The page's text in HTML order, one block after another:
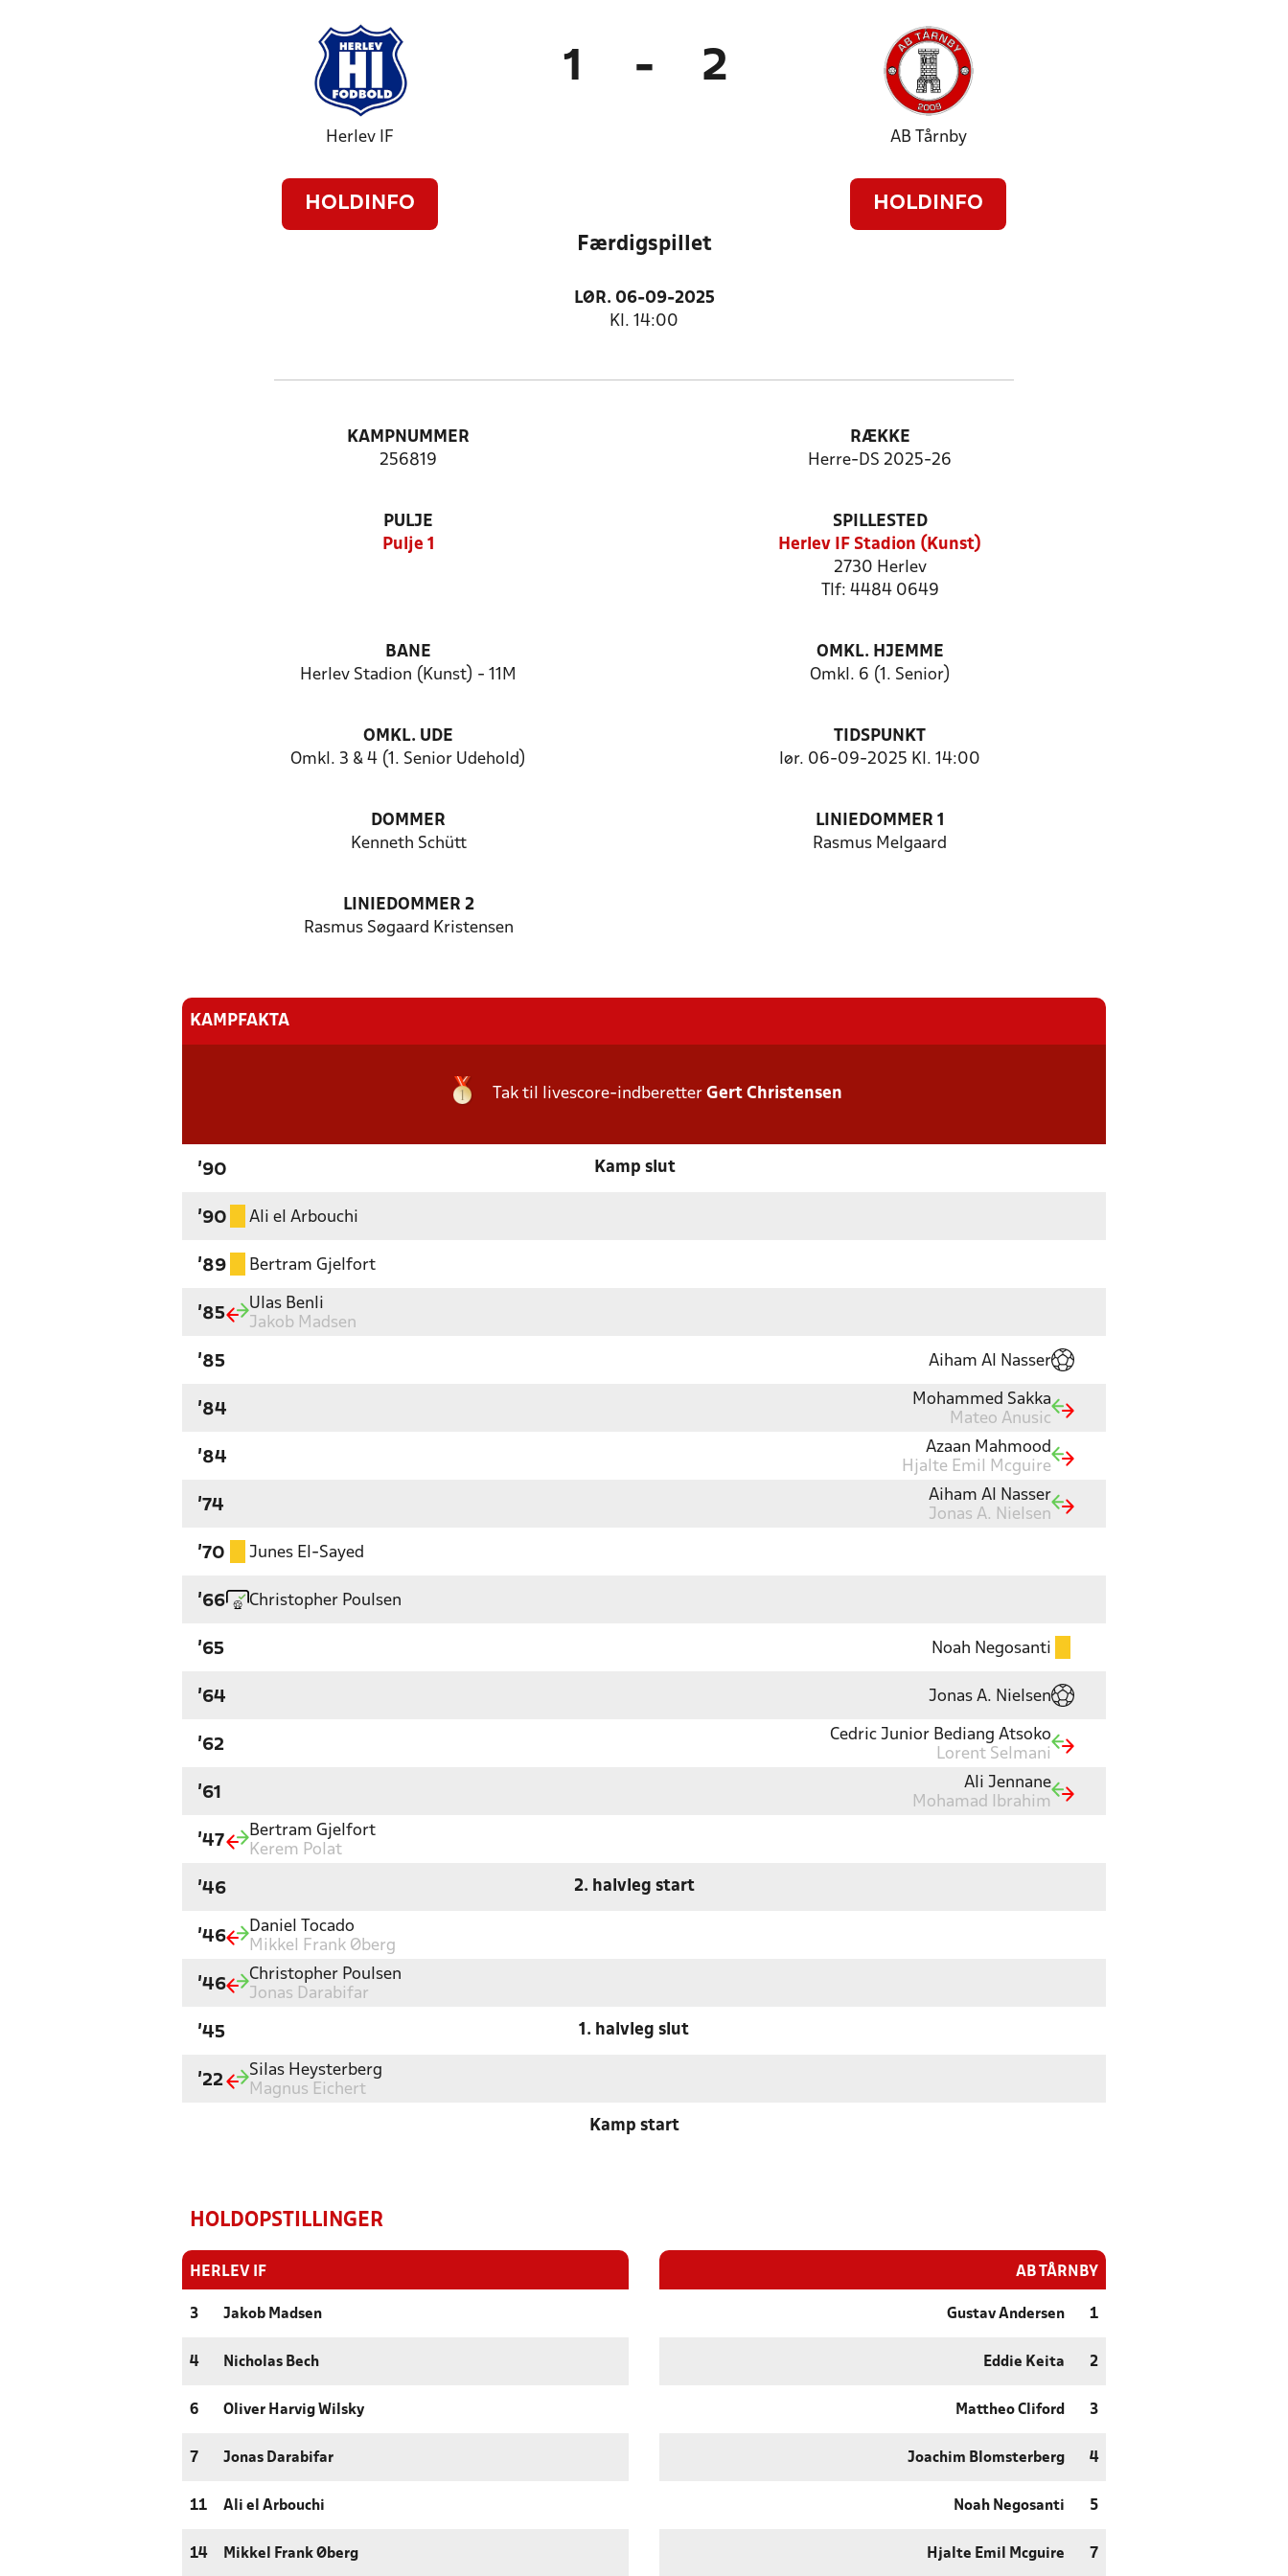
Herlev IF
HOLDINFO
1 - 2
AB Tårnby
HOLDINFO
Færdigspillet
LØR. 06-09-2025
Kl. 14:00
KAMPNUMMER
256819
RÆKKE
Herre-DS 2025-26
PULJE
Pulje 1
SPILLESTED
Herlev IF Stadion (Kunst)
2730 Herlev
Tlf: 4484 0649
BANE
Herlev Stadion (Kunst) - 11M
OMKL. HJEMME
Omkl. 6 (1. Senior)
OMKL. UDE
Omkl. 3 & 4 (1. Senior Udehold)
TIDSPUNKT
lør. 06-09-2025 Kl. 14:00
DOMMER
Kenneth Schütt
LINIEDOMMER 1
Rasmus Melgaard
LINIEDOMMER 2
Rasmus Søgaard Kristensen
KAMPFAKTA
Tak til livescore-indberetter Gert Christensen
'90 Kamp slut
'90 Ali el Arbouchi
'89 Bertram Gjelfort
'85
Ulas Benli
Jakob Madsen
'85 Aiham Al Nasser
'84
Mohammed Sakka
Mateo Anusic
'84
Azaan Mahmood
Hjalte Emil Mcguire
'74
Aiham Al Nasser
Jonas A. Nielsen
'70 Junes El-Sayed
'66 Christopher Poulsen
'65 Noah Negosanti
'64 Jonas A. Nielsen
'62
Cedric Junior Bediang Atsoko
Lorent Selmani
'61
Ali Jennane
Mohamad Ibrahim
'47
Bertram Gjelfort
Kerem Polat
'46 2. halvleg start
'46
Daniel Tocado
Mikkel Frank Øberg
'46
Christopher Poulsen
Jonas Darabifar
'45 1. halvleg slut
'22
Silas Heysterberg
Magnus Eichert
Kamp start
HOLDOPSTILLINGER
HERLEV IF
3 Jakob Madsen
4 Nicholas Bech
6 Oliver Harvig Wilsky
7 Jonas Darabifar
11 Ali el Arbouchi
14 Mikkel Frank Øberg
AB TÅRNBY
Gustav Andersen 1
Eddie Keita 2
Mattheo Cliford 3
Joachim Blomsterberg 4
Noah Negosanti 5
Hjalte Emil Mcguire 7